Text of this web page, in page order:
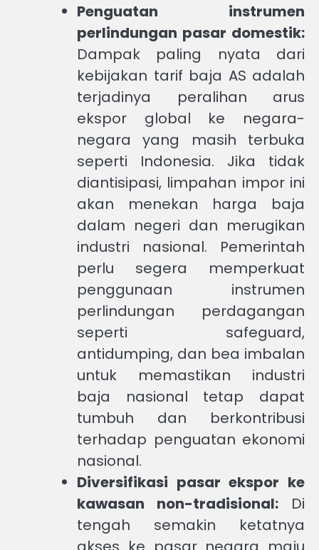
Penguatan instrumen
perlindungan pasar domestik:
Dampak paling nyata dari
kebijakan tarif baja AS adalah
terjadinya peralihan arus
ekspor global ke negara-
negara yang masih terbuka
seperti Indonesia. Jika tidak
diantisipasi, limpahan impor ini
akan menekan harga baja
dalam negeri dan merugikan
industri nasional. Pemerintah
perlu segera memperkuat
penggunaan instrumen
perlindungan perdagangan
seperti safeguard,
antidumping, dan bea imbalan
untuk memastikan industri
baja nasional tetap dapat
tumbuh dan berkontribusi
terhadap penguatan ekonomi
nasional.
Diversifikasi pasar ekspor ke
kawasan non-tradisional: Di
tengah semakin ketatnya